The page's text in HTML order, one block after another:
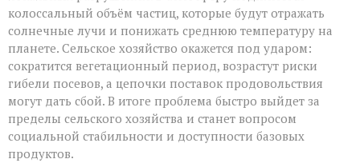
колоссальный объём частиц, которые будут отражать
солнечные лучи и понижать среднюю температуру на
планете. Сельское хозяйство окажется под ударом:
сократится вегетационный период, возрастут риски
гибели посевов, а цепочки поставок продовольствия
могут дать сбой. В итоге проблема быстро выйдет за
пределы сельского хозяйства и станет вопросом
социальной стабильности и доступности базовых
продуктов.